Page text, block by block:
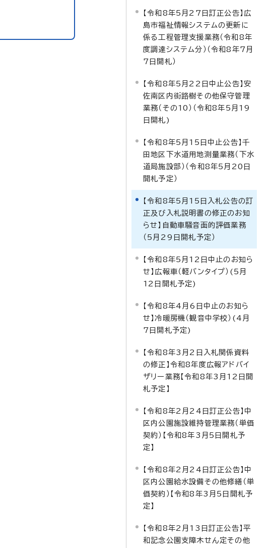
【令和8年5月27日訂正公告】広
島市福祉情報システムの更新に
係る工程管理支援業務（令和8年
度調達システム分）（令和8年7月
7日開札）
【令和8年5月22日中止公告】安
佐南区内街路樹その他保守管理
業務（その10）（令和8年5月19
日開札)
【令和8年5月15日中止公告】千
田地区下水道用地測量業務（下水
道局施設部）（令和8年5月20日
開札予定）
【令和8年5月15日入札公告の訂
正及び入札説明書の修正のお知
らせ】自動車騒音面的評価業務
（5月29日開札予定）
【令和8年5月12日中止のお知ら
せ】広報車（軽バンタイプ）(5月
12日開札予定)
【令和8年4月6日中止のお知ら
せ】冷暖房機（観音中学校）(4月
7日開札予定)
【令和8年3月2日入札関係資料
の修正】令和8年度広報アドバイ
ザリー業務【令和8年3月12日開
札予定】
【令和8年2月24日訂正公告】中
区内公園施設維持管理業務（単価
契約）【令和8年3月5日開札予
定】
【令和8年2月24日訂正公告】中
区内公園給水設備その他修繕（単
価契約）【令和8年3月5日開札予
定】
【令和8年2月13日訂正公告】平
和記念公園支障木せん定その他